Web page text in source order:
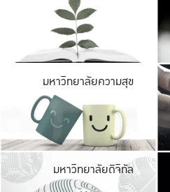
มหาวิทยาลัยความสุข
มหาวิทยาลัยดิจิทัล